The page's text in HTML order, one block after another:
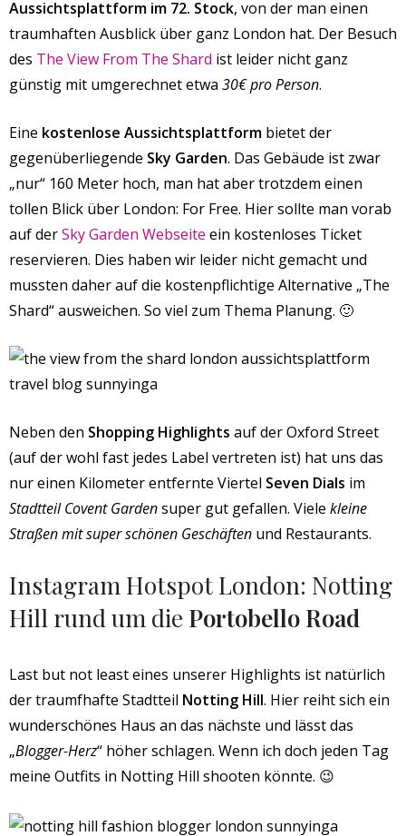
Aussichtsplattform im 72. Stock, von der man einen
traumhaften Ausblick über ganz London hat. Der Besuch
des The View From The Shard ist leider nicht ganz
günstig mit umgerechnet etwa 30€ pro Person.
Eine kostenlose Aussichtsplattform bietet der
gegenüberliegende Sky Garden. Das Gebäude ist zwar
„nur“ 160 Meter hoch, man hat aber trotzdem einen
tollen Blick über London: For Free. Hier sollte man vorab
auf derSky Garden Webseite ein kostenloses Ticket
reservieren. Dies haben wir leider nicht gemacht und
mussten daher auf die kostenpflichtige Alternative „The
Shard“ ausweichen. So viel zum Thema Planung. 🙂
Neben den Shopping Highlights auf der Oxford Street
(auf der wohl fast jedes Label vertreten ist) hat uns das
nur einen Kilometer entfernte Viertel Seven Dials im
Stadtteil Covent Gardensuper gut gefallen. Viele kleine
Straßen mit super schönen Geschäften und Restaurants.
Instagram Hotspot London: Notting
Hill rund um die Portobello Road
Last but not least eines unserer Highlights ist natürlich
der traumfhafte Stadtteil Notting Hill. Hier reiht sich ein
wunderschönes Haus an das nächste und lässt das
„Blogger-Herz“ höher schlagen. Wenn ich doch jeden Tag
meine Outfits in Notting Hill shooten könnte. 😉